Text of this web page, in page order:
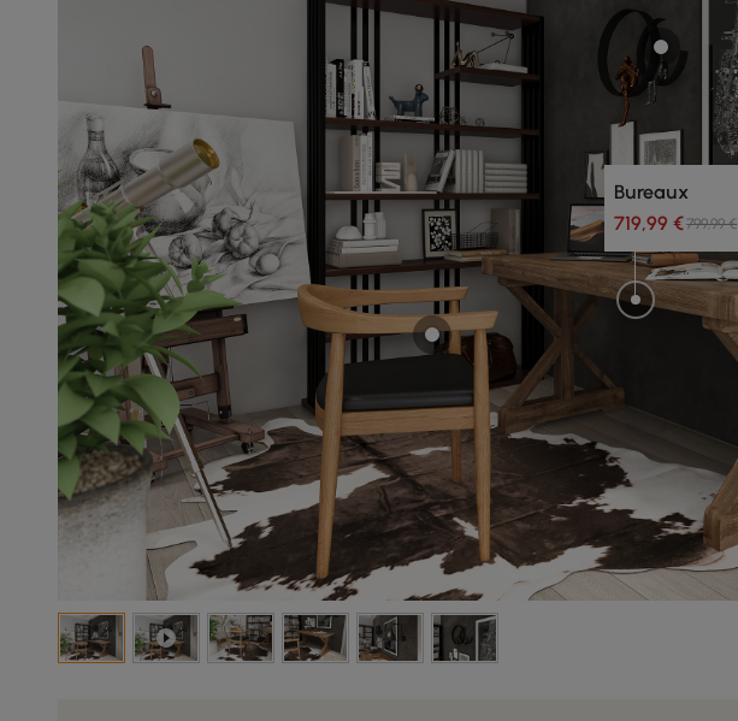
Bureaux
719,99 €799,99 €